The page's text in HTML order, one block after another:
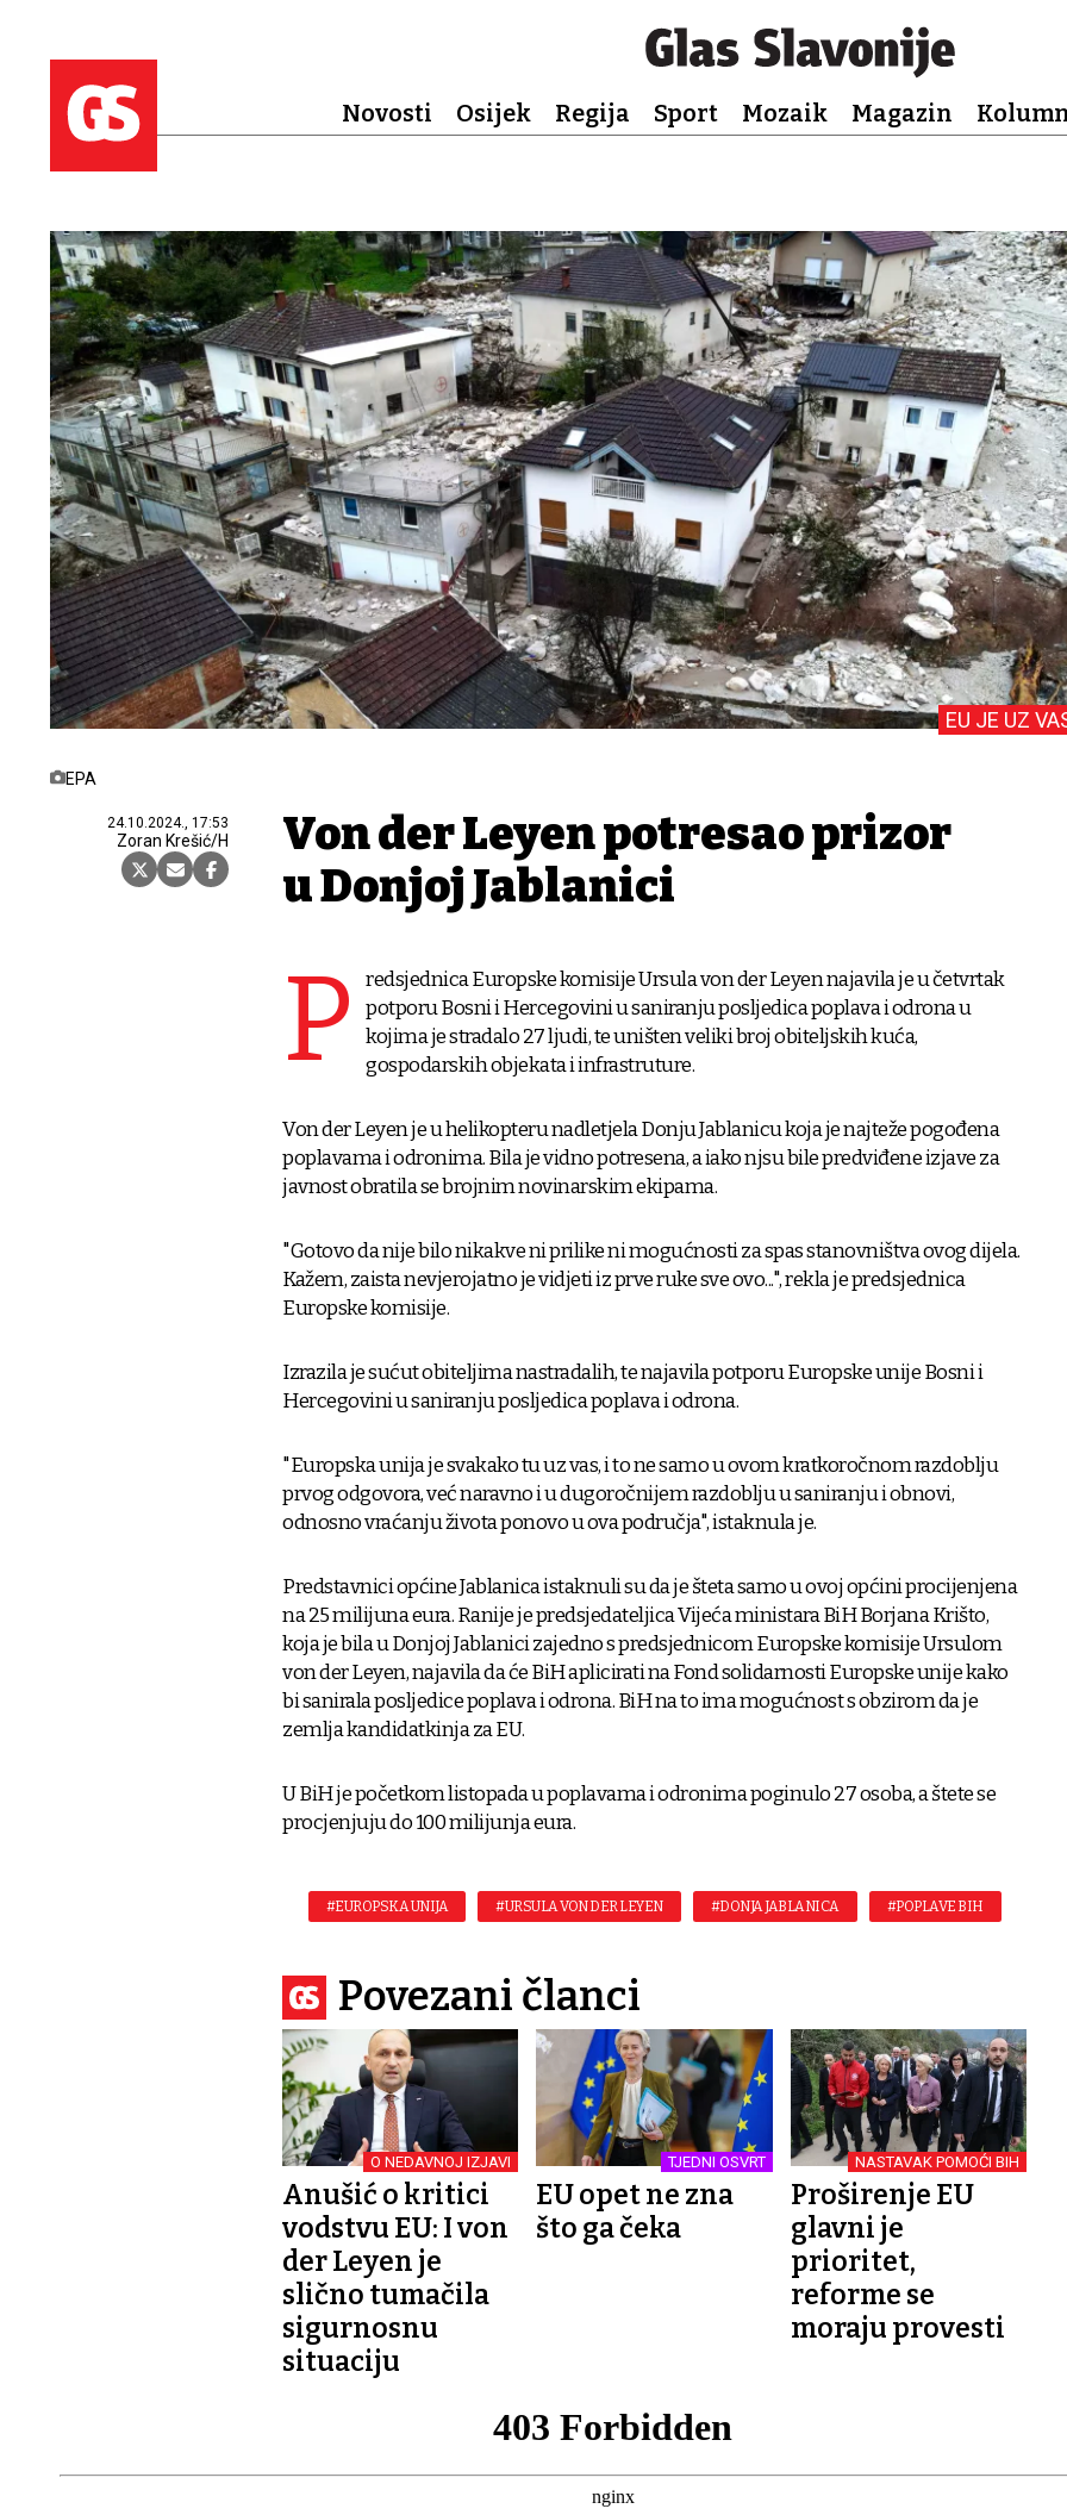
Novosti Osijek Regija Sport Mozaik Magazin
EPA
24.10.2024., 17:53
Zoran Krešić/H
EU JE UZ
Von der Leyen potresao prizor
u Donjoj Jablanici
P
redsjednica Europske komisije Ursula von der Leyen najavila je u četvrtak
potporu Bosni i Hercegovini u saniranju posljedica poplava i odrona u
kojima je stradalo 27 ljudi, te uništen veliki broj obiteljskih kuća,
gospodarskih objekata i infrastruture.
Von der Leyen je u helikopteru nadletjela Donju Jablanicu koja je najteže pogođena
poplavama i odronima. Bila je vidno potresena, a iako njsu bile predviđene izjave za
javnost obratila se brojnim novinarskim ekipama.
"Gotovo da nije bilo nikakve ni prilike ni mogućnosti za spas stanovništva ovog dijela.
Kažem, zaista nevjerojatno je vidjeti iz prve ruke sve ovo...", rekla je predsjednica
Europske komisije.
Izrazila je sućut obiteljima nastradalih, te najavila potporu Europske unije Bosni i
Hercegovini u saniranju posljedica poplava i odrona.
"Europska unija je svakako tu uz vas, i to ne samo u ovom kratkoročnom razdoblju
prvog odgovora, već naravno i u dugoročnijem razdoblju u saniranju i obnovi,
odnosno vraćanju života ponovo u ova područja", istaknula je.
Predstavnici općine Jablanica istaknuli su da je šteta samo u ovoj općini procijenjena
na 25 milijuna eura. Ranije je predsjedateljica Vijeća ministara BiH Borjana Krišto,
koja je bila u Donjoj Jablanici zajedno s predsjednicom Europske komisije Ursulom
von der Leyen, najavila da će BiH aplicirati na Fond solidarnosti Europske unije kako
bi sanirala posljedice poplava i odrona. BiH na to ima mogućnost s obzirom da je
zemlja kandidatkinja za EU.
U BiH je početkom listopada u poplavama i odronima poginulo 27 osoba, a štete se
procjenjuju do 100 milijunja eura.
#EUROPSKA UNIJA #URSULA VON DER LEYEN #DONJA JABLANICA #POPLAVE BIH
Povezani članci
O NEDAVNOJ IZJAVI
Anušić o kritici
vodstvu EU: I von
der Leyen je
slično tumačila
sigurnosnu
situaciju
TJEDNI OSVRT
EU opet ne zna
što ga čeka
NASTAVAK POMOĆI BIH
Proširenje EU
glavni je
prioritet,
reforme se
moraju provesti